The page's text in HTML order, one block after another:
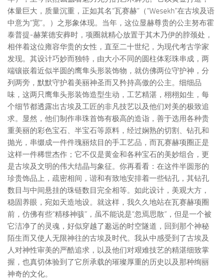
体量巨大，质量沉重，正如其名“瓦赛赫”（“Wesekh”在古埃及语
中意为“宽”。）之形象体现。当年，这位显赫尊贵的公主努布霍
泰普提-赫莱德安葬时，项圈就精心放置于其木乃伊的脖颈处，
相伴着这位雍容华贵的女性，直至二十世纪，为现代考古学家
发现。其设计巧妙而独特，由大小不同的圆柱体彩珠串成，两
端镶嵌着近似半圆的鹰隼头形装饰物，就仿佛两位守护神，分
列两旁，默默守护着美丽神圣而又矜持高傲的公主。细细品
味，这两只鹰隼头形装饰造型生动，工艺精湛，栩栩如生，每
个细节都透露出古埃及工匠的非凡技艺以及他们对美的极致追
求。显然，他们制作串珠首饰有极高的造诣，善于选用各种贵
重美丽的彩色宝石、半宝石等原料，经过娴熟的切割、钻孔和
抛光，串缀成一件件瑰丽炫目的手工艺品，而瓦赛赫项圈正是
这样一件稀世杰作；它不仅是黄金和各种宝石的美妙组合，更
是古埃及文明的伟大结晶与象征。你再看看：在这件半圆形的
珍贵饰品上，疏密相间，谐和有致地安排着一些钻孔，其钻孔
数目与中间悬挂的珠链数目完全相等。如此设计，美观大方，
稳固养眼，宛如天造地设。就这样，我久久地站在瓦赛赫项圈
前，仿佛有些“精移神骇”，虽不能说是“忽焉思散”，但是一个被
它洁净了的灵魂，好似穿越了邈远的时空隧道，回到那个神秘
陌生而又使人无限神往的古埃及时代。我从中感受到了古埃及
人对神性审美的严酷追求，以及他们对艰难技艺的精湛细致掌
握，也真切体验到了它所承载的璀璨厚重的历史以及那种绚丽
神奇的文化。